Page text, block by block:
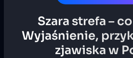
Szara strefa –
Wyjaśnienie,
zjawiska w